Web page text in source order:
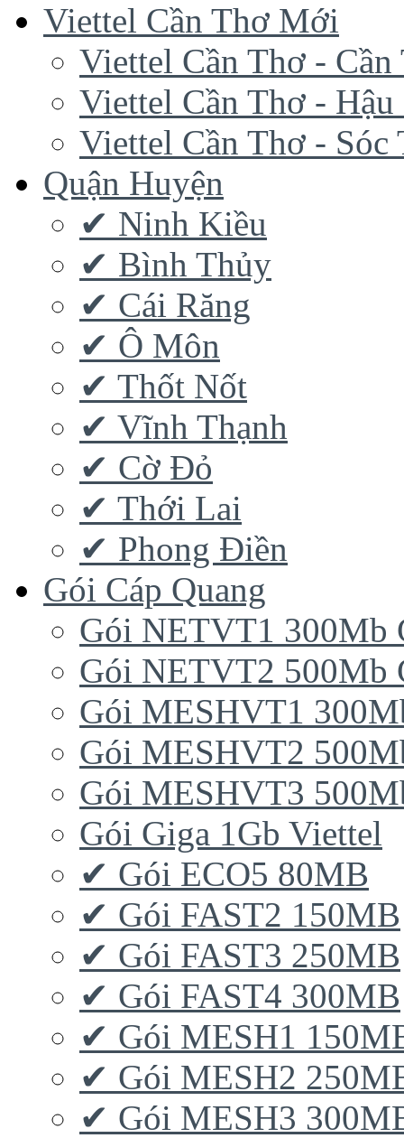
Viettel Cần Thơ Mới
Viettel Cần Thơ - Cần
Viettel Cần Thơ - Hậu
Viettel Cần Thơ - Sóc
Quận Huyện
✔ Ninh Kiều
✔ Bình Thủy
✔ Cái Răng
✔ Ô Môn
✔ Thốt Nốt
✔ Vĩnh Thạnh
✔ Cờ Đỏ
✔ Thới Lai
✔ Phong Điền
Gói Cáp Quang
Gói NETVT1 300Mb
Gói NETVT2 500Mb
Gói MESHVT1
Gói MESHVT2
Gói MESHVT3
Gói Giga 1Gb Viettel
✔ Gói ECO5 80MB
✔ Gói FAST2 150MB
✔ Gói FAST3 250MB
✔ Gói FAST4 300MB
✔ Gói MESH1
✔ Gói MESH2
✔ Gói MESH3